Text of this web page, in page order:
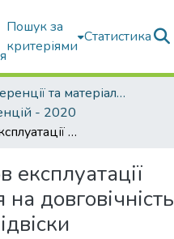
Пошук за
критеріями
Статистика
Конференції та матеріали конференцій
- 2020
Вплив умов експлуатації автомобіля на довговічність шарнірів підвіски
експлуатації
на довговічність